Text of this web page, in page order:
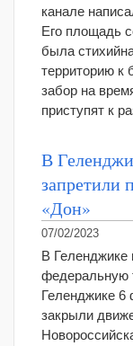
канале
Его площадь
была
территорию к
забор на
приступят к
В
запретили
«Дон»
07/02/2023
В Геленджике
федеральную
Геленджике 6
закрыли